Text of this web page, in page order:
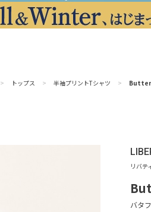
> トップス > 半袖プリントTシャツ >